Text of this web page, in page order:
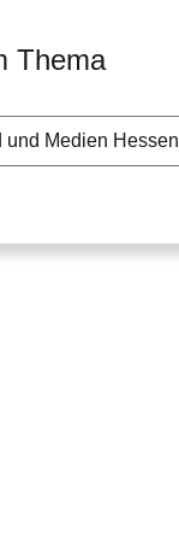
Thema
und Medien Hessen